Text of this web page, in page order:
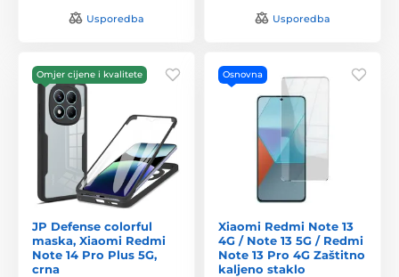
Usporedba Usporedba
Omjer cijene i kvalitete
JP Defense colorful
maska, Xiaomi Redmi
Note 14 Pro Plus 5G,
crna
Osnovna
Xiaomi Redmi Note 13
4G / Note 13 5G / Redmi
Note 13 Pro 4G Zaštitno
kaljeno staklo